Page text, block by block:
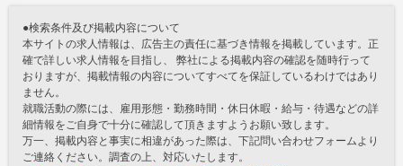
●検索条件及び掲載内容について
本サイトの求人情報は、広告主の責任に基づき情報を掲載しています。正
確で詳しい求人情報を目指し、 弊社による掲載内容の確認を随時行って
おりますが、掲載情報の内容についてすべてを保証しているわけではあり
ません。
就職活動の際には、雇用形態・勤務時間・休日休暇・給与・待遇などの詳
細情報をご自身で十分に確認して頂きますようお願い致します。
万一、掲載内容と事実に相違があった際は、下記問い合わせフォームより
ご連絡ください。調査の上、対応いたします。